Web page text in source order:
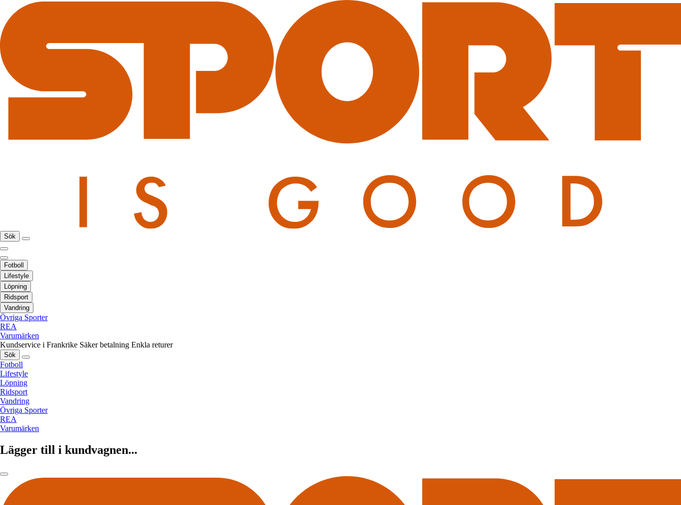
Sök
Fotboll
Lifestyle
Löpning
Ridsport
Vandring
Övriga Sporter
REA
Varumärken
Kundservice i Frankrike Säker betalning Enkla returer
Sök
Fotboll
Lifestyle
Löpning
Ridsport
Vandring
Övriga Sporter
REA
Varumärken
Lägger till i kundvagnen...